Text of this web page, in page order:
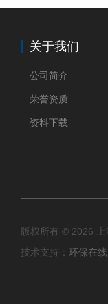
关于我们
公司简介
荣誉资质
资料下载
版权所有 © 2026
技术支持： 环保在线